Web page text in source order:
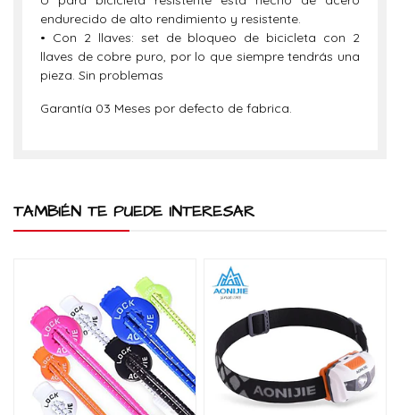
endurecido de alto rendimiento y resistente.
• Con 2 llaves: set de bloqueo de bicicleta con 2
llaves de cobre puro, por lo que siempre tendrás una
pieza. Sin problemas
Garantía 03 Meses por defecto de fabrica.
TAMBIÉN TE PUEDE INTERESAR